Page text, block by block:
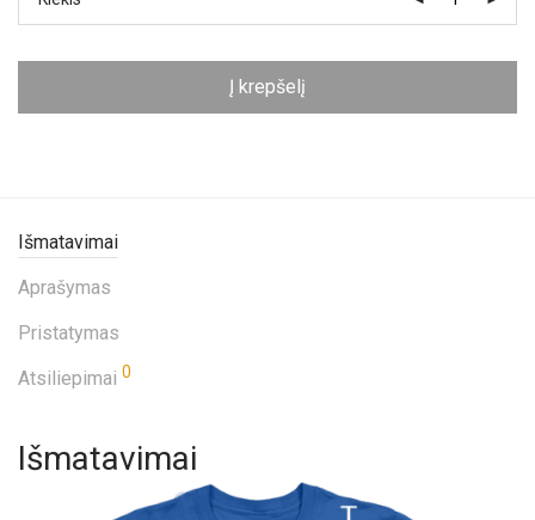
Į krepšelį
Išmatavimai
Aprašymas
Pristatymas
Atsiliepimai 0
Išmatavimai